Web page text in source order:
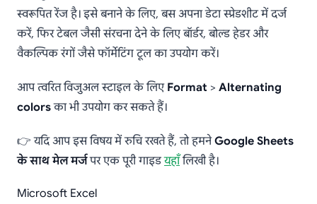
स्वरूपित रेंज है। इसे बनाने के लिए, बस अपना डेटा स्प्रेडशीट में दर्ज
करें, फिर टेबल जैसी संरचना देने के लिए बॉर्डर, बोल्ड हेडर और
वैकल्पिक रंगों जैसे फॉर्मेटिंग टूल का उपयोग करें।
आप त्वरित विजुअल स्टाइल के लिए Format > Alternating
colorsका भी उपयोग कर सकते हैं।
👉 यदि आप इस विषय में रुचि रखते हैं, तो हमनेGoogle Sheets
के साथ मेल मर्जपर एक पूरी गाइडयहाँलिखी है।
Microsoft Excel